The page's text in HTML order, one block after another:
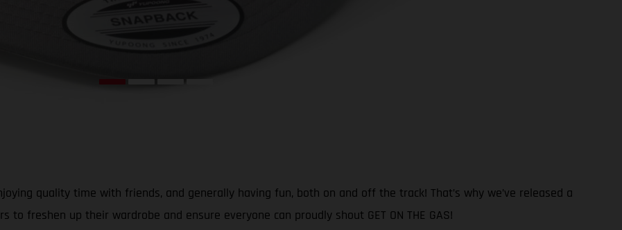
quality time with friends, and generally having fun, both on and off the track! That’s why we’ve released a
freshen up their wardrobe and ensure everyone can proudly shout GET ON THE GAS!